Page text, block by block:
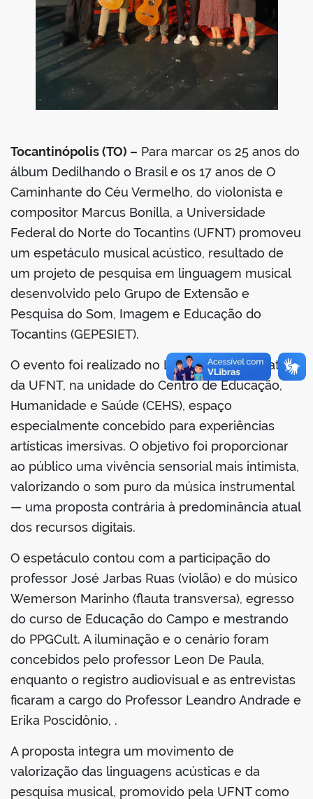
portal
Tocantinópolis (TO) – Para marcar os 25 anos do
álbum Dedilhando o Brasil e os 17 anos de O
Caminhante do Céu Vermelho, do violonista e
compositor Marcus Bonilla, a Universidade
Federal do Norte do Tocantins (UFNT) promoveu
um espetáculo musical acústico, resultado de
um projeto de pesquisa em linguagem musical
desenvolvido pelo Grupo de Extensão e
Pesquisa do Som, Imagem e Educação do
Tocantins (GEPESIET).
O evento foi realizado no Laboratório de Teatro
da UFNT, na unidade do Centro de Educação,
Humanidade e Saúde (CEHS), espaço
especialmente concebido para experiências
artísticas imersivas. O objetivo foi proporcionar
ao público uma vivência sensorial mais intimista,
valorizando o som puro da música instrumental
— uma proposta contrária à predominância atual
dos recursos digitais.
O espetáculo contou com a participação do
professor José Jarbas Ruas (violão) e do músico
Wemerson Marinho (flauta transversa), egresso
do curso de Educação do Campo e mestrando
do PPGCult. A iluminação e o cenário foram
concebidos pelo professor Leon De Paula,
enquanto o registro audiovisual e as entrevistas
ficaram a cargo do Professor Leandro Andrade e
Erika Poscidônio, .
A proposta integra um movimento de
valorização das linguagens acústicas e da
pesquisa musical, promovido pela UFNT como